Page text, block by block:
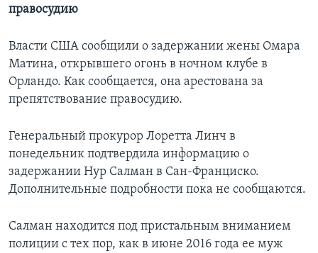
правосудию
Власти США сообщили о задержании жены Омара
Матина, открывшего огонь в ночном клубе в
Орландо. Как сообщается, она арестована за
препятствование правосудию.
Генеральный прокурор Лоретта Линч в
понедельник подтвердила информацию о
задержании Нур Салман в Сан-Франциско.
Дополнительные подробности пока не сообщаются.
Салман находится под пристальным вниманием
полиции с тех пор, как в июне 2016 года ее муж